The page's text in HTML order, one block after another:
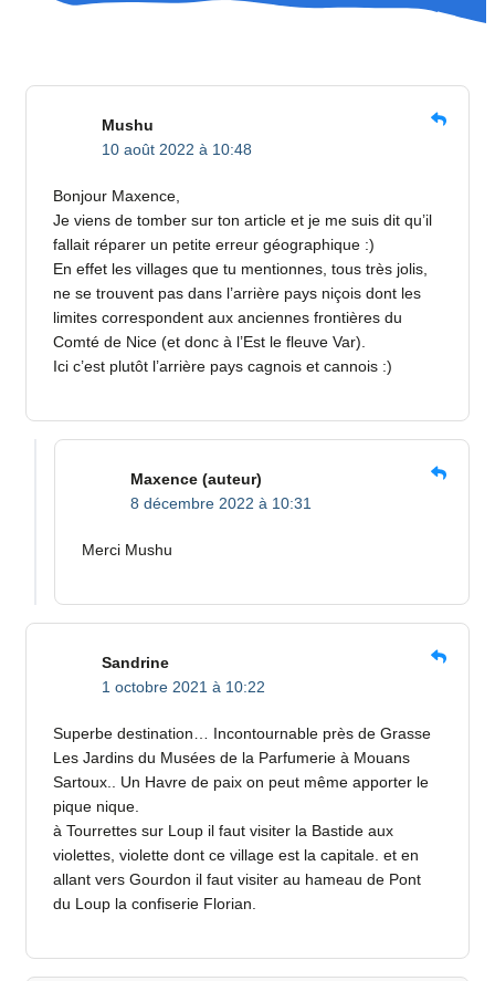
Mushu
10 août 2022 à 10:48
Bonjour Maxence,
Je viens de tomber sur ton article et je me suis dit qu’il
fallait réparer un petite erreur géographique :)
En effet les villages que tu mentionnes, tous très jolis,
ne se trouvent pas dans l’arrière pays niçois dont les
limites correspondent aux anciennes frontières du
Comté de Nice (et donc à l’Est le fleuve Var).
Ici c’est plutôt l’arrière pays cagnois et cannois :)
Maxence (auteur)
8 décembre 2022 à 10:31
Merci Mushu
Sandrine
1 octobre 2021 à 10:22
Superbe destination… Incontournable près de Grasse
Les Jardins du Musées de la Parfumerie à Mouans
Sartoux.. Un Havre de paix on peut même apporter le
pique nique.
à Tourrettes sur Loup il faut visiter la Bastide aux
violettes, violette dont ce village est la capitale. et en
allant vers Gourdon il faut visiter au hameau de Pont
du Loup la confiserie Florian.